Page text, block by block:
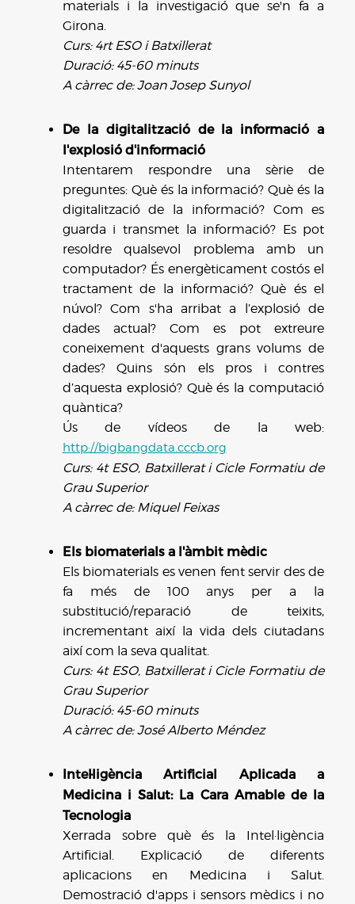
materials i la investigació que se'n fa a
Girona.
Curs: 4rt ESO i Batxillerat
Duració: 45-60 minuts
A càrrec de: Joan Josep Sunyol
De la digitalització de la informació a
l'explosió d'informació
Intentarem respondre una sèrie de
preguntes: Què és la informació? Què és la
digitalització de la informació? Com es
guarda i transmet la informació? Es pot
resoldre qualsevol problema amb un
computador? És energèticament costós el
tractament de la informació? Què és el
núvol? Com s'ha arribat a l’explosió de
dades actual? Com es pot extreure
coneixement d'aquests grans volums de
dades? Quins són els pros i contres
d’aquesta explosió? Què és la computació
quàntica?
Ús de vídeos de la web:
http://bigbangdata.cccb.org
Curs: 4t ESO, Batxillerat i Cicle Formatiu de
Grau Superior
A càrrec de: Miquel Feixas
Els biomaterials a l'àmbit mèdic
Els biomaterials es venen fent servir des de
fa més de 100 anys per a la
substitució/reparació de teixits,
incrementant així la vida dels ciutadans
així com la seva qualitat.
Curs: 4t ESO, Batxillerat i Cicle Formatiu de
Grau Superior
Duració: 45-60 minuts
A càrrec de: José Alberto Méndez
Intel·ligència Artificial Aplicada a
Medicina i Salut: La Cara Amable de la
Tecnologia
Xerrada sobre què és la Intel·ligència
Artificial. Explicació de diferents
aplicacions en Medicina i Salut.
Demostració d'apps i sensors mèdics i no